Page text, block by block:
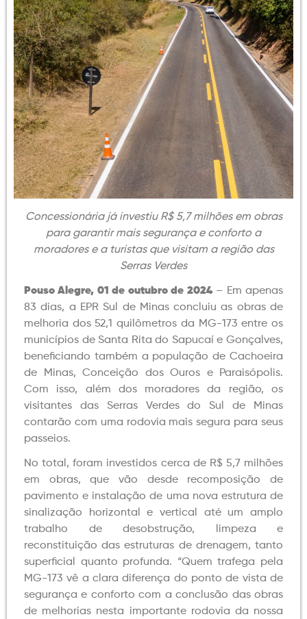
Concessionária já investiu R$ 5,7 milhões em obras
para garantir mais segurança e conforto a
moradores e a turistas que visitam a região das
Serras Verdes
Pouso Alegre, 01 de outubro de 2024– Em apenas
83 dias, a EPR Sul de Minas concluiu as obras de
melhoria dos 52,1 quilômetros da MG-173 entre os
municípios de Santa Rita do Sapucaí e Gonçalves,
beneficiando também a população de Cachoeira
de Minas, Conceição dos Ouros e Paraisópolis.
Com isso, além dos moradores da região, os
visitantes das Serras Verdes do Sul de Minas
contarão com uma rodovia mais segura para seus
passeios.
No total, foram investidos cerca de R$ 5,7 milhões
em obras, que vão desde recomposição de
pavimento e instalação de uma nova estrutura de
sinalização horizontal e vertical até um amplo
trabalho de desobstrução, limpeza e
reconstituição das estruturas de drenagem, tanto
superficial quanto profunda. “Quem trafega pela
MG-173 vê a clara diferença do ponto de vista de
segurança e conforto com a conclusão das obras
de melhorias nesta importante rodovia da nossa